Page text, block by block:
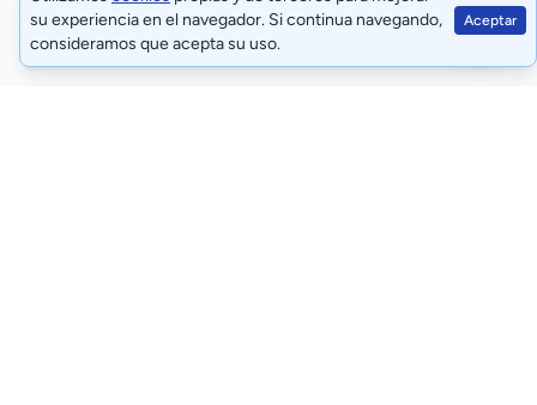
su experiencia en el navegador. Si continua navegando,
consideramos que acepta su uso.
Aceptar